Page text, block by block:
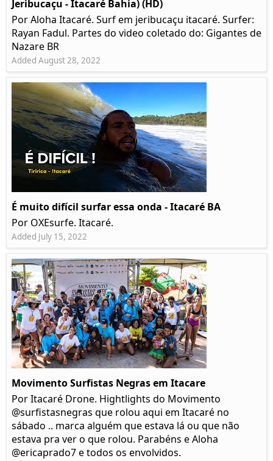
Jeribucaçu - Itacaré Bahia) (HD)
Por Aloha Itacaré. Surf em jeribucaçu itacaré. Surfer:
Rayan Fadul. Partes do video coletado do: Gigantes de
Nazare BR
Added August 28, 2022
É muito difícil surfar essa onda - Itacaré BA
Por OXEsurfe. Itacaré.
Added July 15, 2022
Movimento Surfistas Negras em Itacare
Por Itacaré Drone. Hightlights do Movimento
@surfistasnegras que rolou aqui em Itacaré no
sábado .. marca alguém que estava lá ou que não
estava pra ver o que rolou. Parabéns e Aloha
@ericaprado7 e todos os envolvidos.